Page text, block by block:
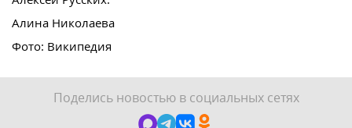
Алина Николаева
Фото: Википедия
Поделись новостью в социальных сетях